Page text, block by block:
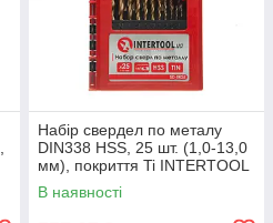
Набір свердел по металу
DIN338 HSS, 25 шт. (1,0-13,0
мм), покриття Ti INTERTOOL
SD-0025
В наявності